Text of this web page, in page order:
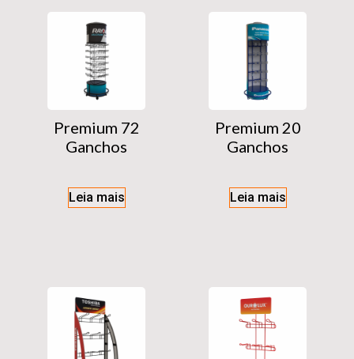
Premium 72
Ganchos
Leia mais
Premium 20
Ganchos
Leia mais